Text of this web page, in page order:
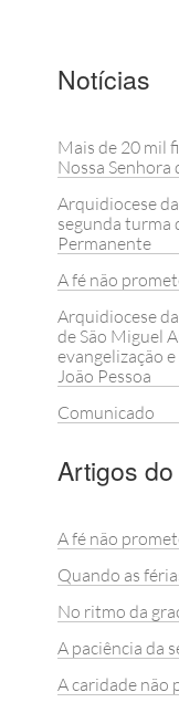
Notícias
Mais de 20 mil
Nossa Senhora
Arquidiocese
segunda turma
Permanente
A fé não
Arquidiocese
de São Miguel
evangelização
João Pessoa
Comunicado
Artigos
A fé não
Quando as
No ritmo da
A paciência da
A caridade não